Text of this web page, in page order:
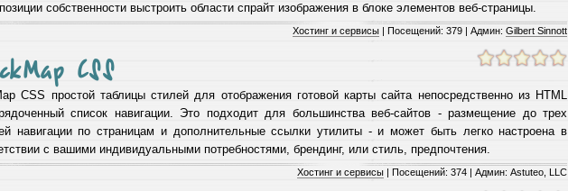
собственности выстроить области спрайт изображения в блоке элементов веб-страницы.
Хостинг и сервисы | Посещений: 379 | Админ: Gilbert Sinnott
CSS
CSS простой таблицы стилей для отображения готовой карты сайта непосредственно из HTML
список навигации. Это подходит для большинства веб-сайтов - размещение до трех
навигации по страницам и дополнительные ссылки утилиты - и может быть легко настроена в
с вашими индивидуальными потребностями, брендинг, или стиль, предпочтения.
Хостинг и сервисы | Посещений: 374 | Админ: Astuteo, LLC